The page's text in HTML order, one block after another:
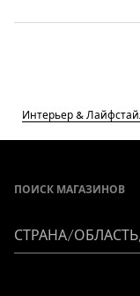
Интерьер &
ПОИСК МАГАЗИНОВ
СТРАНА/